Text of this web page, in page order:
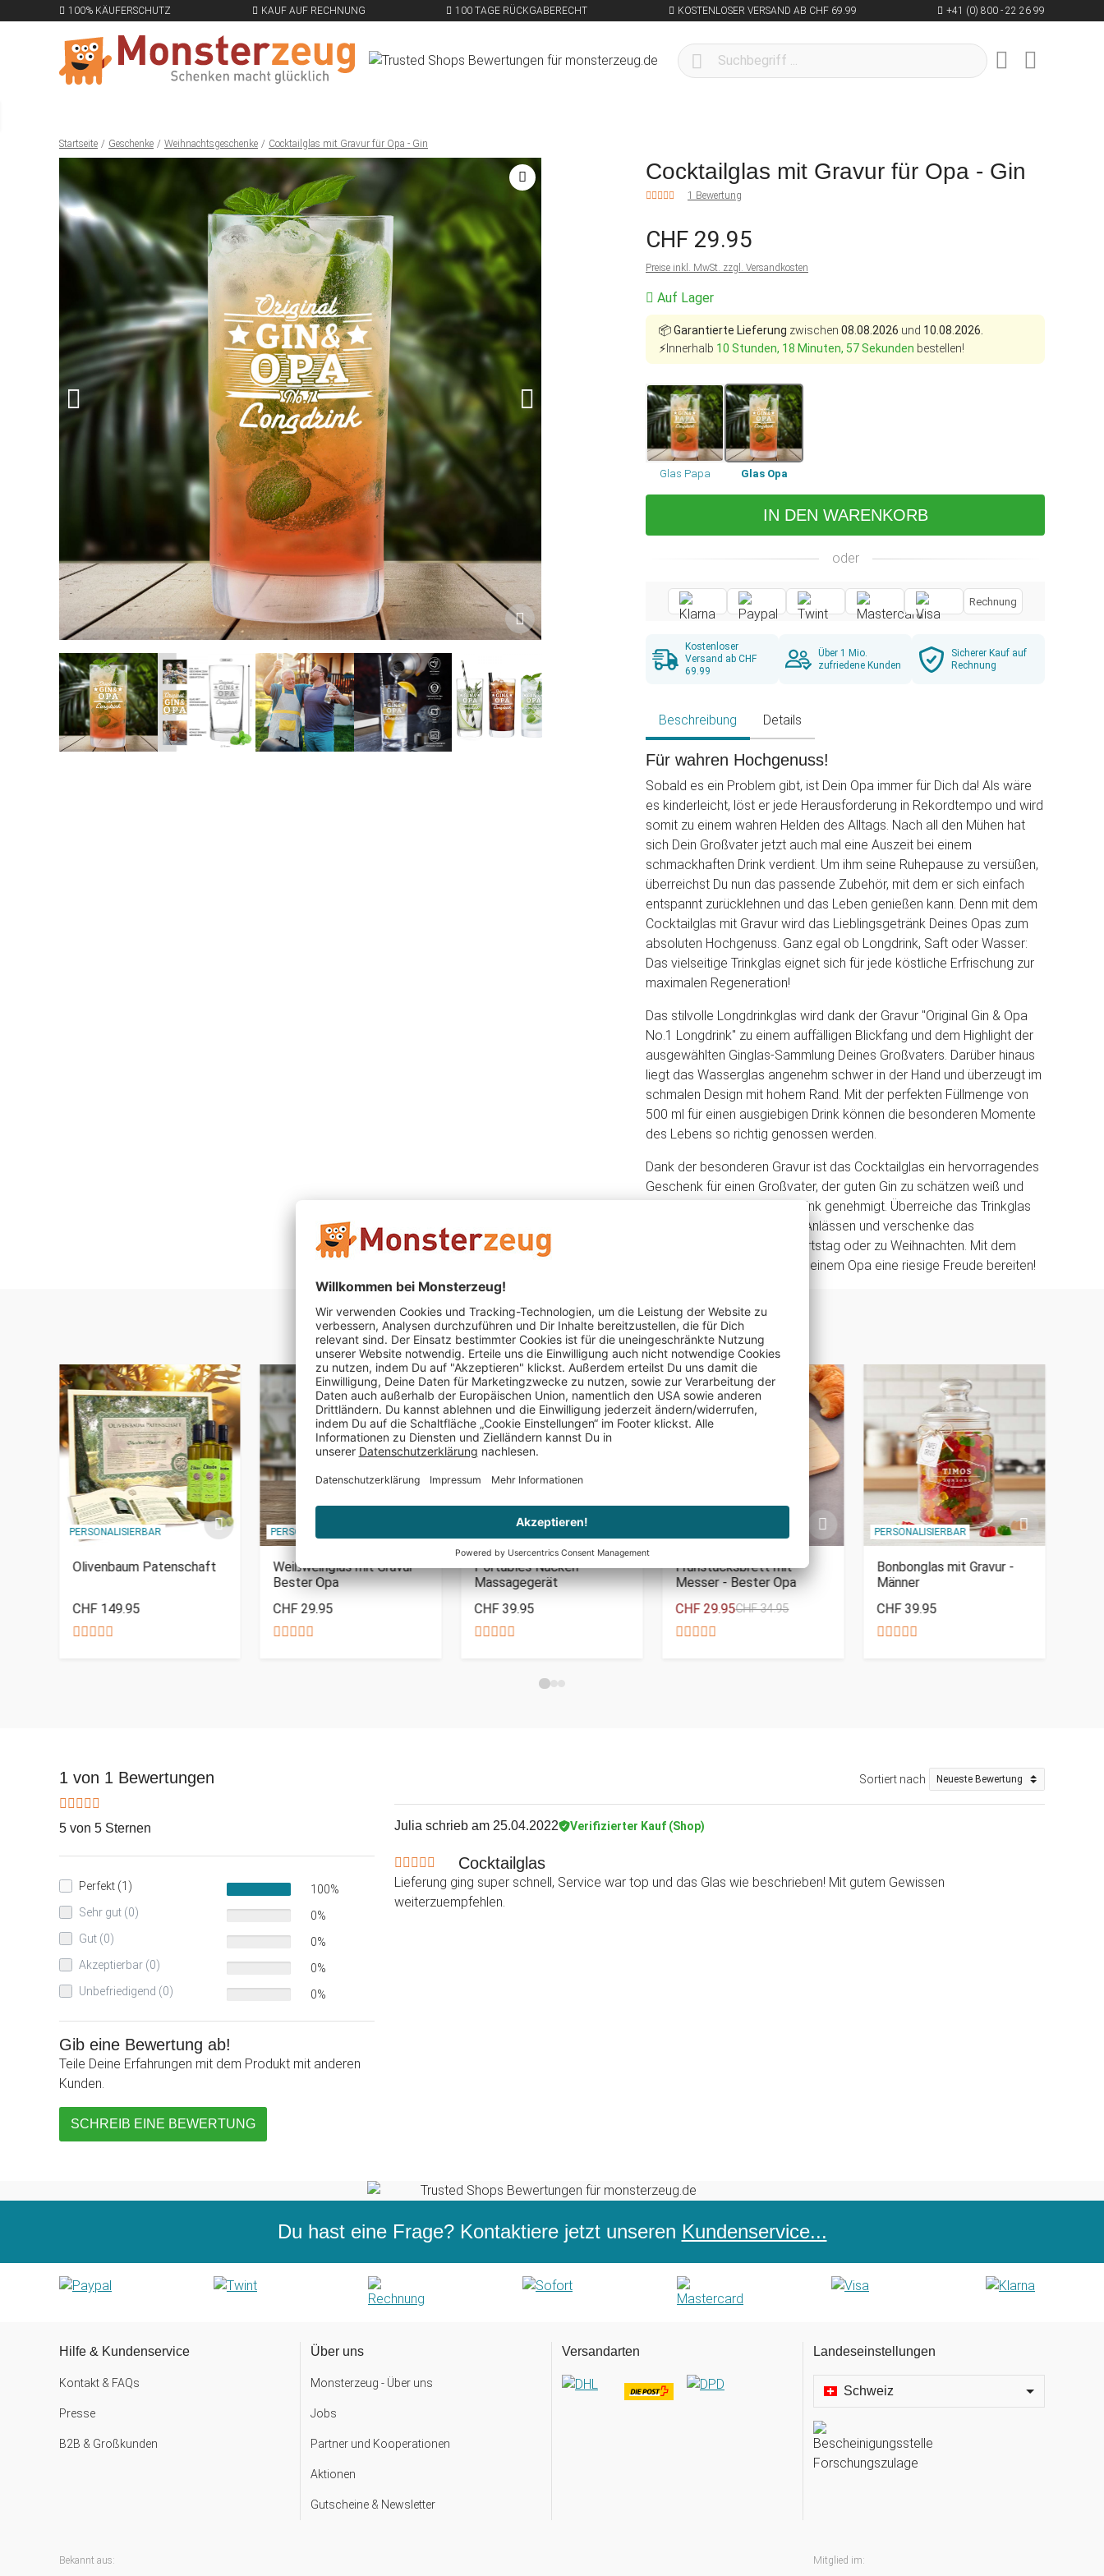
100% KÄUFERSCHUTZ KAUF AUF RECHNUNG 100 TAGE RÜCKGABERECHT KOSTENLOSER VERSAND AB CHF 69.99 +41 (0) 800 - 22 26 99
Startseite Geschenke Weihnachtsgeschenke Cocktailglas mit Gravur für Opa - Gin
Cocktailglas mit Gravur für Opa - Gin
1 Bewertung
CHF 29.95
Preise inkl. MwSt. zzgl. Versandkosten
Auf Lager
📦Garantierte Lieferung zwischen 08.08.2026 und 10.08.2026.
⚡Innerhalb 10 Stunden, 18 Minuten, 56 Sekunden bestellen!
Glas Papa Glas Opa
IN DEN WARENKORB
oder
Rechnung
Kostenloser
Versand ab CHF
69.99
Über 1 Mio.
zufriedene Kunden
Sicherer Kauf auf
Rechnung
Beschreibung Details
Für wahren Hochgenuss!
Sobald es ein Problem gibt, ist Dein Opa immer für Dich da! Als wäre
es kinderleicht, löst er jede Herausforderung in Rekordtempo und wird
somit zu einem wahren Helden des Alltags. Nach all den Mühen hat
sich Dein Großvater jetzt auch mal eine Auszeit bei einem
schmackhaften Drink verdient. Um ihm seine Ruhepause zu versüßen,
überreichst Du nun das passende Zubehör, mit dem er sich einfach
entspannt zurücklehnen und das Leben genießen kann. Denn mit dem
Cocktailglas mit Gravur wird das Lieblingsgetränk Deines Opas zum
absoluten Hochgenuss. Ganz egal ob Longdrink, Saft oder Wasser:
Das vielseitige Trinkglas eignet sich für jede köstliche Erfrischung zur
maximalen Regeneration!
Das stilvolle Longdrinkglas wird dank der Gravur "Original Gin & Opa
No.1 Longdrink" zu einem auffälligen Blickfang und dem Highlight der
ausgewählten Ginglas-Sammlung Deines Großvaters. Darüber hinaus
liegt das Wasserglas angenehm schwer in der Hand und überzeugt im
schmalen Design mit hohem Rand. Mit der perfekten Füllmenge von
500 ml für einen ausgiebigen Drink können die besonderen Momente
des Lebens so richtig genossen werden.
Dank der besonderen Gravur ist das Cocktailglas ein hervorragendes
Geschenk für einen Großvater, der guten Gin zu schätzen weiß und
sich gerne mal einen Longdrink genehmigt. Überreiche das Trinkglas
als Geschenk zu feierlichen Anlässen und verschenke das
hochwertige Glas zum Geburtstag oder zu Weihnachten. Mit dem
robusten Trinkglas wirst Du Deinem Opa eine riesige Freude bereiten!
Das könnte Dir auch gefallen
PERSONALISIERBAR
Olivenbaum Patenschaft
CHF 149.95
PERSONALISIERBAR
Weißweinglas mit Gravur -
Bester Opa
CHF 29.95
Portables Nacken
Massagegerät
CHF 39.95
SALE
Frühstücksbrett mit
Messer - Bester Opa
CHF 29.95CHF 34.95
PERSONALISIERBAR
Bonbonglas mit Gravur -
Männer
CHF 39.95
1 von 1 Bewertungen
5 von 5 Sternen
Perfekt (1)
100%
Sehr gut (0)
0%
Gut (0)
0%
Akzeptierbar (0)
0%
Unbefriedigend (0)
0%
Gib eine Bewertung ab!
Teile Deine Erfahrungen mit dem Produkt mit anderen
Kunden.
SCHREIB EINE BEWERTUNG
Sortiert nach
Julia schrieb am 25.04.2022 Verifizierter Kauf (Shop)
Cocktailglas
Lieferung ging super schnell, Service war top und das Glas wie beschrieben! Mit gutem Gewissen
weiterzuempfehlen.
Du hast eine Frage? Kontaktiere jetzt unseren Kundenservice...
Hilfe & Kundenservice
Kontakt & FAQs
Presse
B2B & Großkunden
Über uns
Monsterzeug - Über uns
Jobs
Partner und Kooperationen
Aktionen
Gutscheine & Newsletter
Versandarten Landeseinstellungen
Schweiz
Bekannt aus: Mitglied im: